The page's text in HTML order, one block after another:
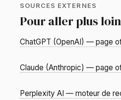
SOURCES EXTERNES
Pour aller plus loin
ChatGPT (OpenAI) — page
Claude (Anthropic) — page
Perplexity AI — moteur de